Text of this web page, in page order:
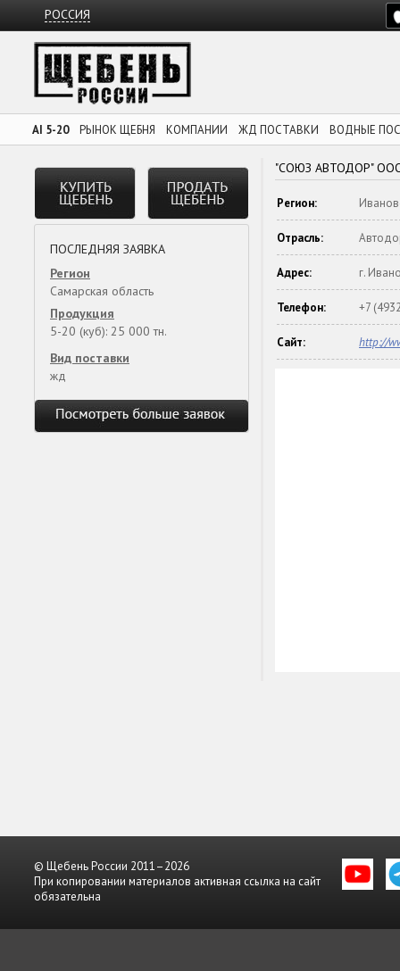
РОССИЯ
AI 5-20 РЫНОК ЩЕБНЯ КОМПАНИИ ЖД ПОСТАВКИ ВОДНЫЕ
ПОСЛЕДНЯЯ ЗАЯВКА
Регион
Самарская область
Продукция
5-20 (куб): 25 000 тн.
Вид поставки
жд
"СОЮЗ АВТОДОР"
Регион:
Отрасль:
Адрес: г.
Телефон: +7
Сайт: http://
© Щебень России 2011–2026
При копировании материалов активная ссылка на сайт
обязательна